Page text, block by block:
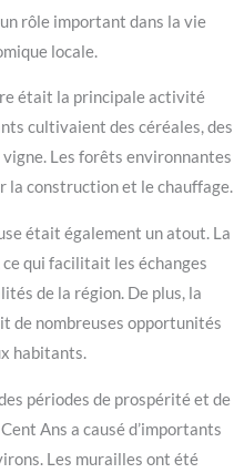
rôle important dans la vie
locale.
était la principale activité
cultivaient des céréales, des
Les forêts environnantes
la construction et le chauffage.
était également un atout. La
qui facilitait les échanges
de la région. De plus, la
de nombreuses opportunités
habitants.
périodes de prospérité et de
Ans a causé d’importants
Les murailles ont été